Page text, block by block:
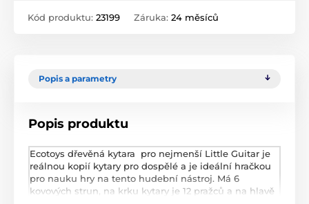
Kód produktu: 23199 Záruka: 24 měsíců
Popis a parametry
Popis produktu
Ecotoys dřevěná kytara pro nejmenší Little Guitar je
reálnou kopií kytary pro dospělé a je ideální hračkou
pro nauku hry na tento hudební nástroj. Má 6
kovových strun, na krku kytary je 12 pražců a na hlavě